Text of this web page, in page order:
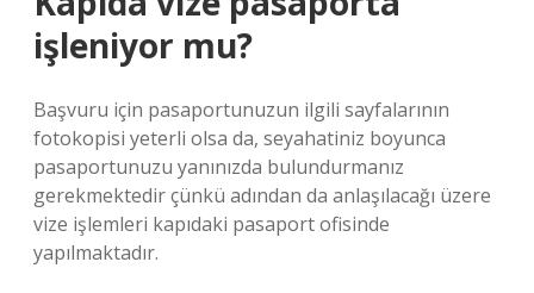
işleniyor mu?
Başvuru için pasaportunuzun ilgili sayfalarının
fotokopisi yeterli olsa da, seyahatiniz boyunca
pasaportunuzu yanınızda bulundurmanız
gerekmektedir çünkü adından da anlaşılacağı üzere
vize işlemleri kapıdaki pasaport ofisinde
yapılmaktadır.